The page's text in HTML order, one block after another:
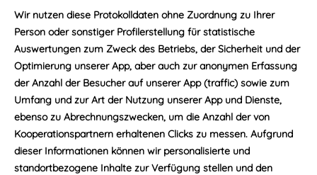
Wir nutzen diese Protokolldaten ohne Zuordnung zu Ihrer
Person oder sonstiger Profilerstellung für statistische
Auswertungen zum Zweck des Betriebs, der Sicherheit und der
Optimierung unserer App, aber auch zur anonymen Erfassung
der Anzahl der Besucher auf unserer App (traffic) sowie zum
Umfang und zur Art der Nutzung unserer App und Dienste,
ebenso zu Abrechnungszwecken, um die Anzahl der von
Kooperationspartnern erhaltenen Clicks zu messen. Aufgrund
dieser Informationen können wir personalisierte und
standortbezogene Inhalte zur Verfügung stellen und den